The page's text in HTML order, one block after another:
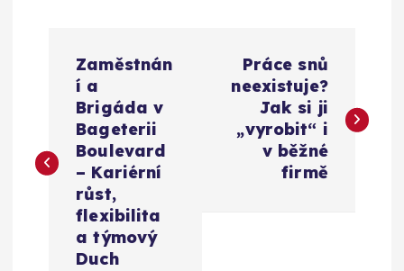
i
Zaměstnán
í a
Brigáda v
Bageterii
Boulevard
– Kariérní
růst,
flexibilita
a týmový
Duch
Práce snů
neexistuje?
Jak si ji
„vyrobit“ i
v běžné
firmě